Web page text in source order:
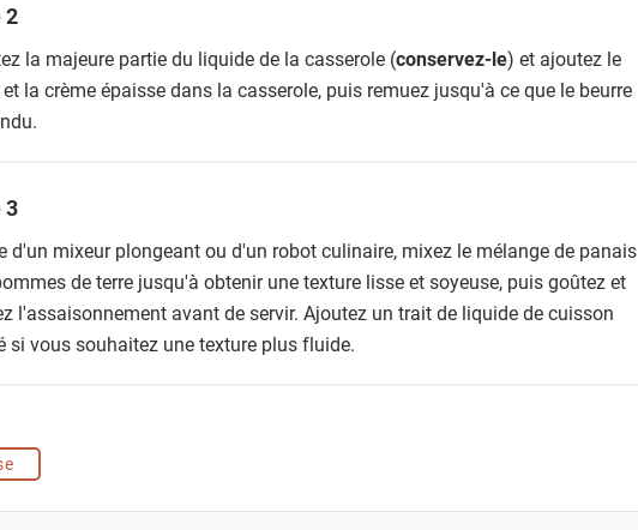
2
la majeure partie du liquide de la casserole (conservez-le) et ajoutez le
et la crème épaisse dans la casserole, puis remuez jusqu'à ce que le beurre
3
d'un mixeur plongeant ou d'un robot culinaire, mixez le mélange de panais
de terre jusqu'à obtenir une texture lisse et soyeuse, puis goûtez et
l'assaisonnement avant de servir. Ajoutez un trait de liquide de cuisson
si vous souhaitez une texture plus fluide.